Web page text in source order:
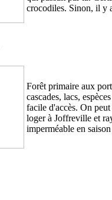
crocodiles. Sinon, il y
Forêt primaire aux
cascades, lacs,
facile d'accès. On
loger à Joffreville et
imperméable en